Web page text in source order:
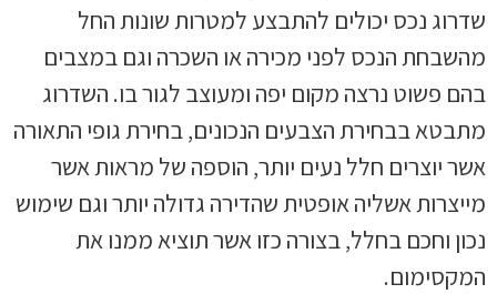
שדרוג נכס יכולים להתבצע למטרות שונות החל
מהשבחת הנכס לפני מכירה או השכרה וגם במצבים
בהם פשוט נרצה מקום יפה ומעוצב לגור בו. השדרוג
מתבטא בבחירת הצבעים הנכונים, בחירת גופי התאורה
אשר יוצרים חלל נעים יותר, הוספה של מראות אשר
מייצרות אשליה אופטית שהדירה גדולה יותר וגם שימוש
נכון וחכם בחלל, בצורה כזו אשר תוציא ממנו את
המקסימום.